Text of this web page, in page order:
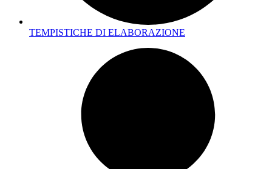
TEMPISTICHE DI ELABORAZIONE